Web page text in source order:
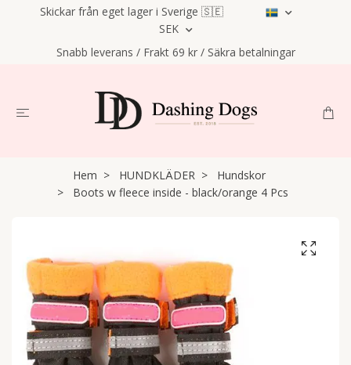
Skickar från eget lager i Sverige 🇸🇪
SEK
Snabb leverans / Frakt 69 kr / Säkra betalningar
Hem HUNDKLÄDER
Hundskor
Boots w fleece inside - black/orange 4 Pcs